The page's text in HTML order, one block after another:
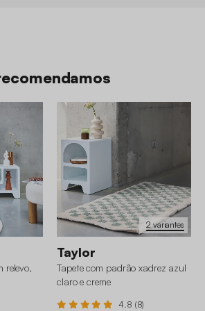
relevo,
2 variantes
Taylor
Tapete com padrão xadrez azul
claro e creme
4.8 (8)